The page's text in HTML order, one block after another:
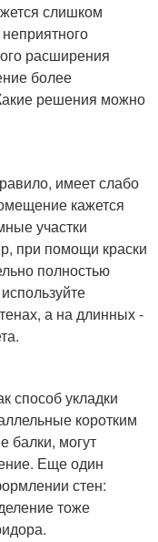
слишком
расширения
более
решения можно
имеет слабо
кажется
участки
при помощи краски
полностью
а на длинных -
способ укладки
коротким
балки, могут
Еще один
стен:
тоже